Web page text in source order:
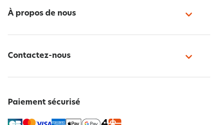
À propos de nous
Contactez-nous
Paiement sécurisé